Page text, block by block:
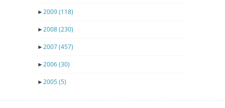
►2009(118)
►2008(230)
►2007(457)
►2006(30)
►2005(5)